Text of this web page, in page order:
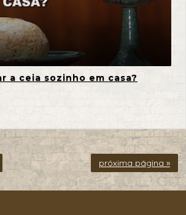
a ceia sozinho em casa?
próxima página »